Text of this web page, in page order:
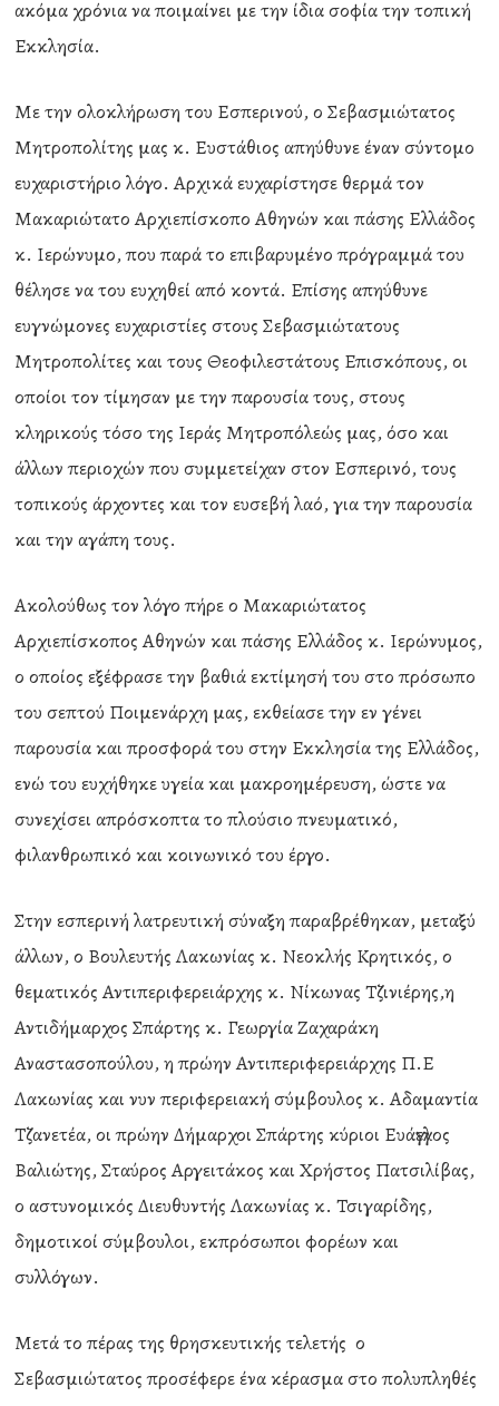
ακόμα χρόνια να ποιμαίνει με την ίδια σοφία την τοπική
Εκκλησία.
Με την ολοκλήρωση του Εσπερινού, ο Σεβασμιώτατος
Μητροπολίτης μας κ. Ευστάθιος απηύθυνε έναν σύντομο
ευχαριστήριο λόγο. Αρχικά ευχαρίστησε θερμά τον
Μακαριώτατο Αρχιεπίσκοπο Αθηνών και πάσης Ελλάδος
κ. Ιερώνυμο, που παρά το επιβαρυμένο πρόγραμμά του
θέλησε να του ευχηθεί από κοντά. Επίσης απηύθυνε
ευγνώμονες ευχαριστίες στους Σεβασμιώτατους
Μητροπολίτες και τους Θεοφιλεστάτους Επισκόπους, οι
οποίοι τον τίμησαν με την παρουσία τους, στους
κληρικούς τόσο της Ιεράς Μητροπόλεώς μας, όσο και
άλλων περιοχών που συμμετείχαν στον Εσπερινό, τους
τοπικούς άρχοντες και τον ευσεβή λαό, για την παρουσία
και την αγάπη τους.
Ακολούθως τον λόγο πήρε ο Μακαριώτατος
Αρχιεπίσκοπος Αθηνών και πάσης Ελλάδος κ. Ιερώνυμος,
ο οποίος εξέφρασε την βαθιά εκτίμησή του στο πρόσωπο
του σεπτού Ποιμενάρχη μας, εκθείασε την εν γένει
παρουσία και προσφορά του στην Εκκλησία της Ελλάδος,
ενώ του ευχήθηκε υγεία και μακροημέρευση, ώστε να
συνεχίσει απρόσκοπτα το πλούσιο πνευματικό,
φιλανθρωπικό και κοινωνικό του έργο.
Στην εσπερινή λατρευτική σύναξη παραβρέθηκαν, μεταξύ
άλλων, ο Βουλευτής Λακωνίας κ. Νεοκλής Κρητικός, ο
θεματικός Αντιπεριφερειάρχης κ. Νίκωνας Τζινιέρης,η
Αντιδήμαρχος Σπάρτης κ. Γεωργία Ζαχαράκη
Αναστασοπούλου, η πρώην Αντιπεριφερειάρχης Π.Ε
Λακωνίας και νυν περιφερειακή σύμβουλος κ. Αδαμαντία
Τζανετέα, οι πρώην Δήμαρχοι Σπάρτης κύριοι Ευάγγελος
Βαλιώτης, Σταύρος Αργειτάκος και Χρήστος Πατσιλίβας,
ο αστυνομικός Διευθυντής Λακωνίας κ. Τσιγαρίδης,
δημοτικοί σύμβουλοι, εκπρόσωποι φορέων και
συλλόγων.
Μετά το πέρας της θρησκευτικής τελετής ο
Σεβασμιώτατος προσέφερε ένα κέρασμα στο πολυπληθές